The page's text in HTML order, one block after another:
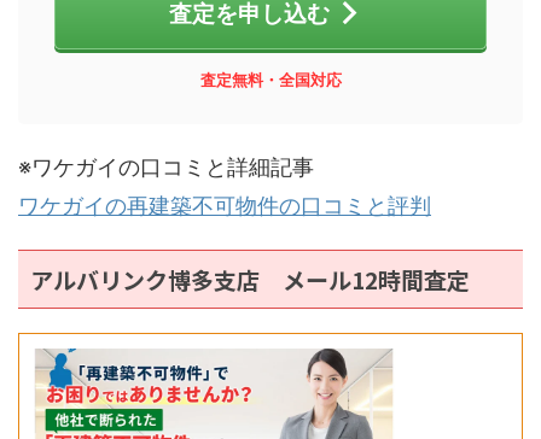
査定を申し込む
査定無料・全国対応
※ワケガイの口コミと詳細記事
ワケガイの再建築不可物件の口コミと評判
アルバリンク博多支店 メール12時間査定